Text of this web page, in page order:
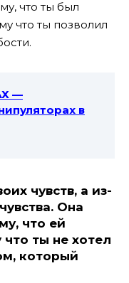
что ты был
что ты позволил
—
в
чувств, а из-
Она
что ей
ты не хотел
который